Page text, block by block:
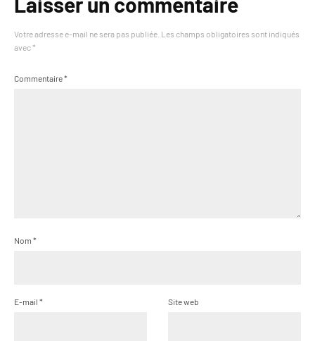
Votre adresse e-mail ne sera pas publiée. Les champs obligatoires sont indiqués
avec *
Commentaire*
Nom *
E-mail * Site web